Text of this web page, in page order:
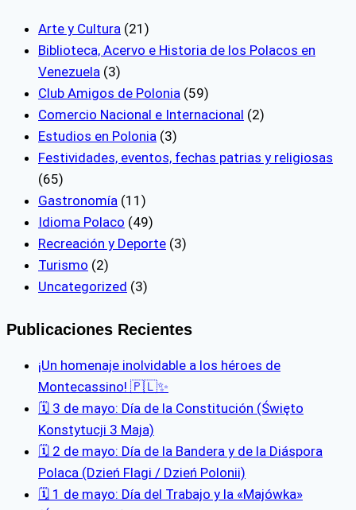
Arte y Cultura (21)
Biblioteca, Acervo e Historia de los Polacos en
Venezuela (3)
Club Amigos de Polonia (59)
Comercio Nacional e Internacional (2)
Estudios en Polonia (3)
Festividades, eventos, fechas patrias y religiosas
(65)
Gastronomía (11)
Idioma Polaco (49)
Recreación y Deporte (3)
Turismo (2)
Uncategorized (3)
Publicaciones Recientes
¡Un homenaje inolvidable a los héroes de
Montecassino! 🇵🇱✨
🗓 3 de mayo: Día de la Constitución (Święto
Konstytucji 3 Maja)
🗓 2 de mayo: Día de la Bandera y de la Diáspora
Polaca (Dzień Flagi / Dzień Polonii)
🗓 1 de mayo: Día del Trabajo y la «Majówka»